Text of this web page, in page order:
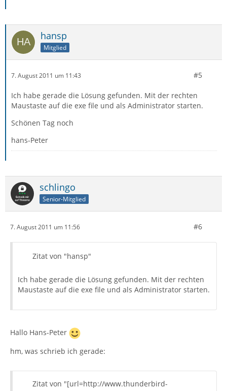
hansp
Mitglied
7. August 2011 um 11:43 #5
Ich habe gerade die Lösung gefunden. Mit der rechten
Maustaste auf die exe file und als Administrator starten.
Schönen Tag noch
hans-Peter
schlingo
Senior-Mitglied
7. August 2011 um 11:56 #6
Zitat von "hansp"
Ich habe gerade die Lösung gefunden. Mit der rechten
Maustaste auf die exe file und als Administrator starten.
Hallo Hans-Peter
hm, was schrieb ich gerade:
Zitat von "[url=http://www.thunderbird-